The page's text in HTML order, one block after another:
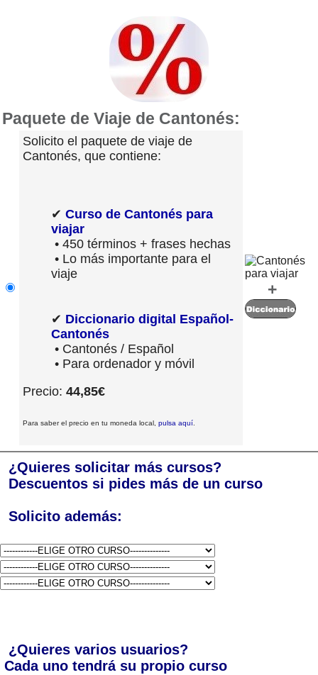
Paquete de Viaje de Cantonés:
Solicito el paquete de viaje de
Cantonés, que contiene:
✔ Curso de Cantonés para
viajar
• 450 términos + frases hechas
• Lo más importante para el
viaje
✔ Diccionario digital Español-
Cantonés
• Cantonés / Español
• Para ordenador y móvil
Precio: 44,85€
Para saber el precio en tu moneda local, pulsa aquí.
+
¿Quieres solicitar más cursos?
Descuentos si pides más de un curso
Solicito además:
¿Quieres varios usuarios?
Cada uno tendrá su propio curso